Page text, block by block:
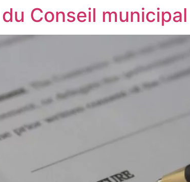
Conseil